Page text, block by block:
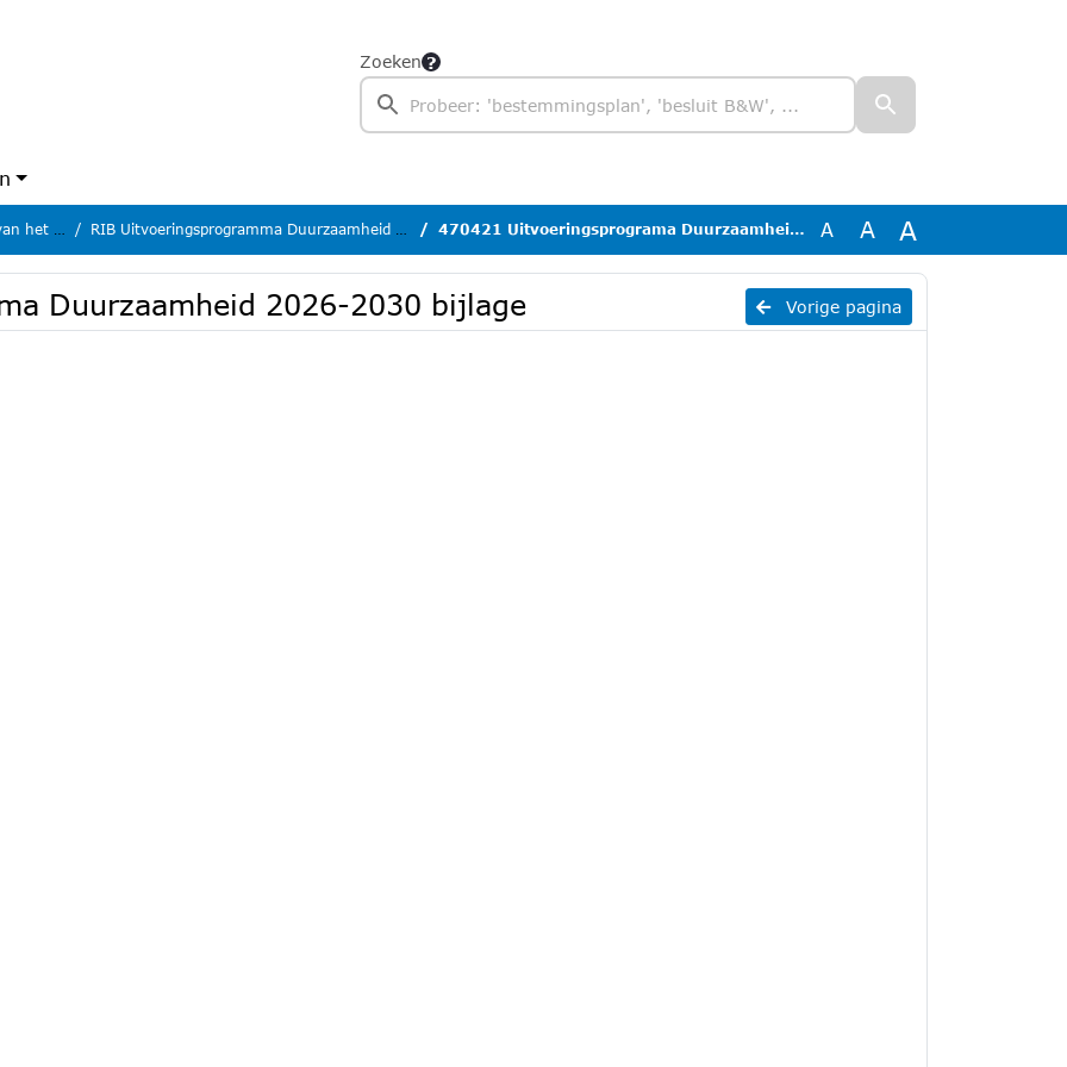
Zoeken
college RIB Uitvoeringsprogramma Duurzaamheid 2026-2030 470421 Uitvoeringsprograma Duurzaamheid 2026-2030 bijlage A A A
Vorige pagina
Duurzaamheid 2026-2030 bijlage